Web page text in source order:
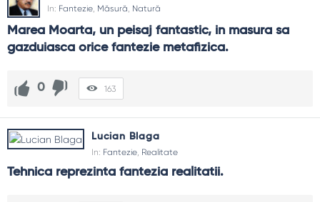
In: Fantezie, Măsură, Natură
Marea Moarta, un peisaj fantastic, in masura sa
gazduiasca orice fantezie metafizica.
0 163
Lucian Blaga
In: Fantezie, Realitate
Tehnica reprezinta fantezia realitatii.